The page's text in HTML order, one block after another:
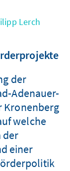
Lerch
der
Adenauer-
Kronenberg
welche
der
einer